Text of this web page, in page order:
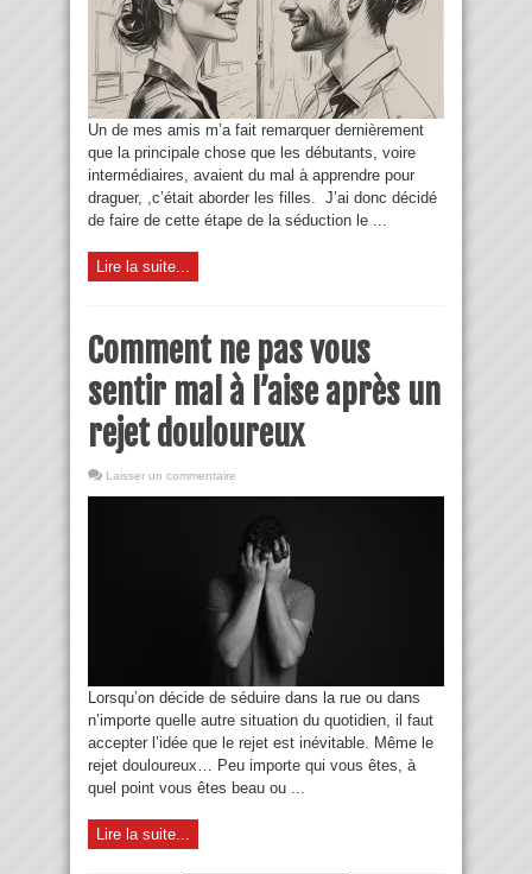
Un de mes amis m’a fait remarquer dernièrement
que la principale chose que les débutants, voire
intermédiaires, avaient du mal à apprendre pour
draguer, ,c’était aborder les filles. J’ai donc décidé
de faire de cette étape de la séduction le ...
Lire la suite...
Comment ne pas vous
sentir mal à l’aise après un
rejet douloureux
Laisser un commentaire
Lorsqu’on décide de séduire dans la rue ou dans
n’importe quelle autre situation du quotidien, il faut
accepter l’idée que le rejet est inévitable. Même le
rejet douloureux… Peu importe qui vous êtes, à
quel point vous êtes beau ou ...
Lire la suite...